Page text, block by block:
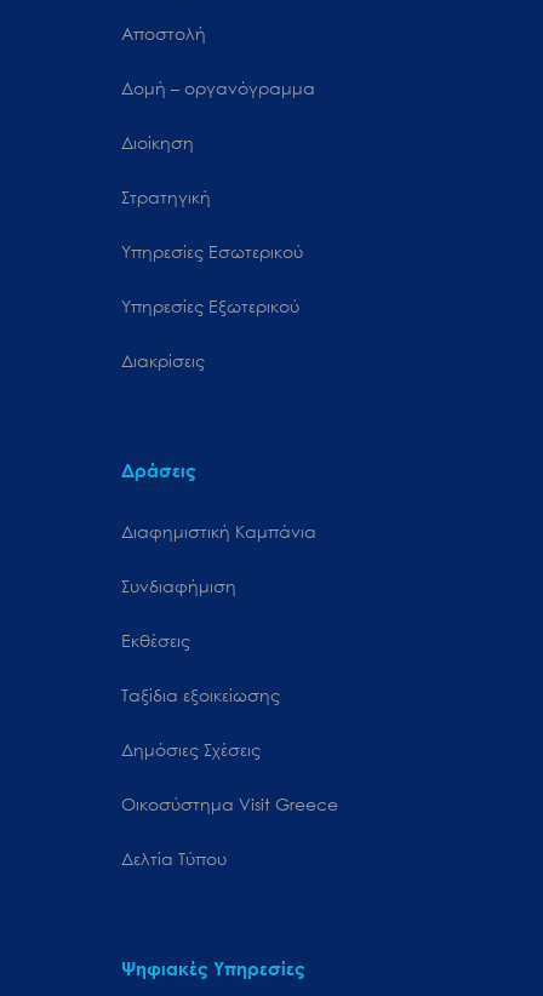
Αποστολή
Δομή – οργανόγραμμα
Διοίκηση
Στρατηγική
Υπηρεσίες Εσωτερικού
Υπηρεσίες Εξωτερικού
Διακρίσεις
Δράσεις
Διαφημιστική Καμπάνια
Συνδιαφήμιση
Εκθέσεις
Ταξίδια εξοικείωσης
Δημόσιες Σχέσεις
Oικοσύστημα Visit Greece
Δελτία Τύπου
Ψηφιακές Υπηρεσίες